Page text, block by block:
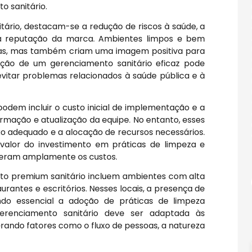
sanitário.
destacam-se a redução de riscos à saúde, a
da marca. Ambientes limpos e bem
mas também criam uma imagem positiva para
de um gerenciamento sanitário eficaz pode
problemas relacionados à saúde pública e à
incluir o custo inicial de implementação e a
e atualização da equipe. No entanto, esses
e a alocação de recursos necessários.
do investimento em práticas de limpeza e
amplamente os custos.
premium sanitário incluem ambientes com alta
e escritórios. Nesses locais, a presença de
essencial a adoção de práticas de limpeza
sanitário deve ser adaptada às
fatores como o fluxo de pessoas, a natureza